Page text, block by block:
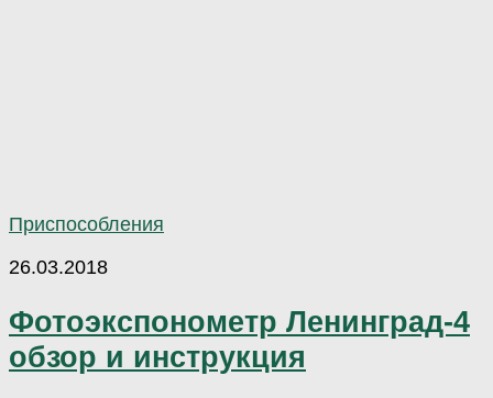
Приспособления
26.03.2018
Фотоэкспонометр Ленинград-4
обзор и инструкция